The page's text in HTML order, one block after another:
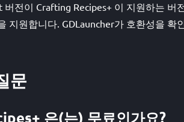
전이 Crafting Recipes+ 이 지원하는 버
지원합니다. GDLauncher가 호환성을
문
은(는) 무료인가요?